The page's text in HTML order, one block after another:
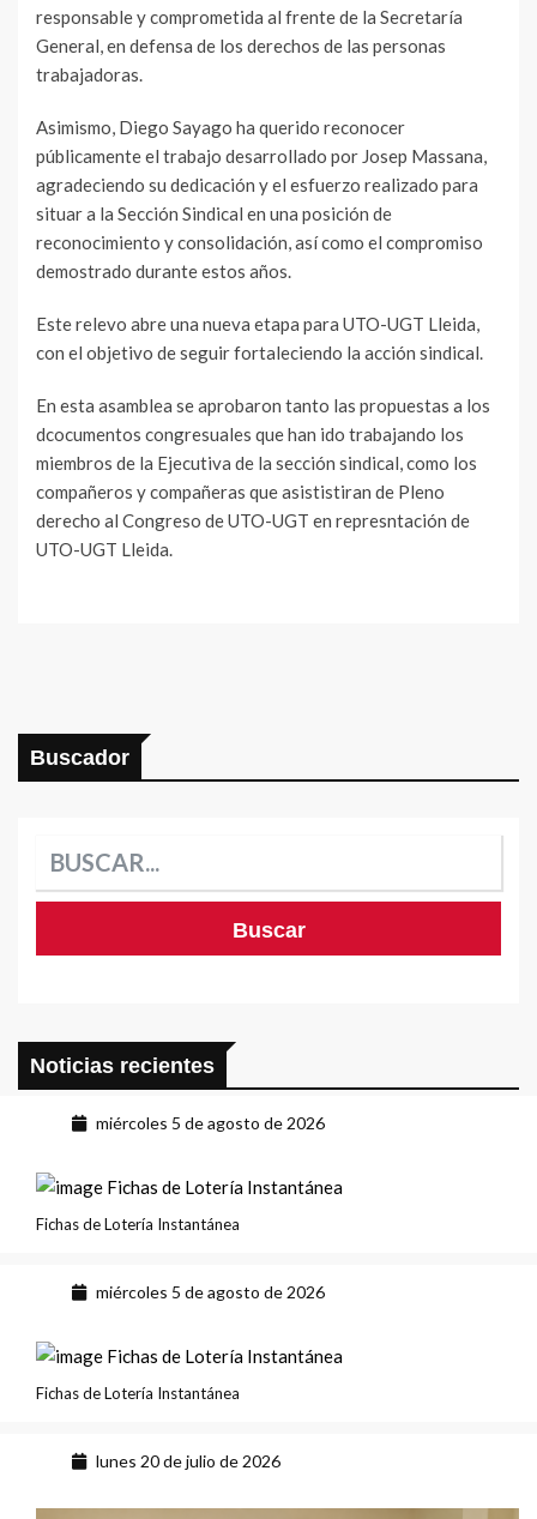
responsable y comprometida al frente de la Secretaría
General, en defensa de los derechos de las personas
trabajadoras.
Asimismo, Diego Sayago ha querido reconocer
públicamente el trabajo desarrollado por Josep Massana,
agradeciendo su dedicación y el esfuerzo realizado para
situar a la Sección Sindical en una posición de
reconocimiento y consolidación, así como el compromiso
demostrado durante estos años.
Este relevo abre una nueva etapa para UTO-UGT Lleida,
con el objetivo de seguir fortaleciendo la acción sindical.
En esta asamblea se aprobaron tanto las propuestas a los
dcocumentos congresuales que han ido trabajando los
miembros de la Ejecutiva de la sección sindical, como los
compañeros y compañeras que asististiran de Pleno
derecho al Congreso de UTO-UGT en represntación de
UTO-UGT Lleida.
Buscador
Noticias recientes
miércoles 5 de agosto de 2026
Fichas de Lotería Instantánea
miércoles 5 de agosto de 2026
Fichas de Lotería Instantánea
lunes 20 de julio de 2026